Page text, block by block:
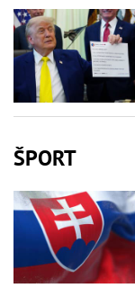
ŠPORT